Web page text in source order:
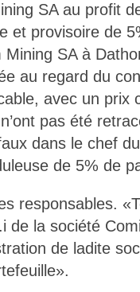
SA au profit
et provisoire de
SA à
au regard du
avec un prix
pas été
dans le chef
de 5% de
responsables.
de la société
de ladite